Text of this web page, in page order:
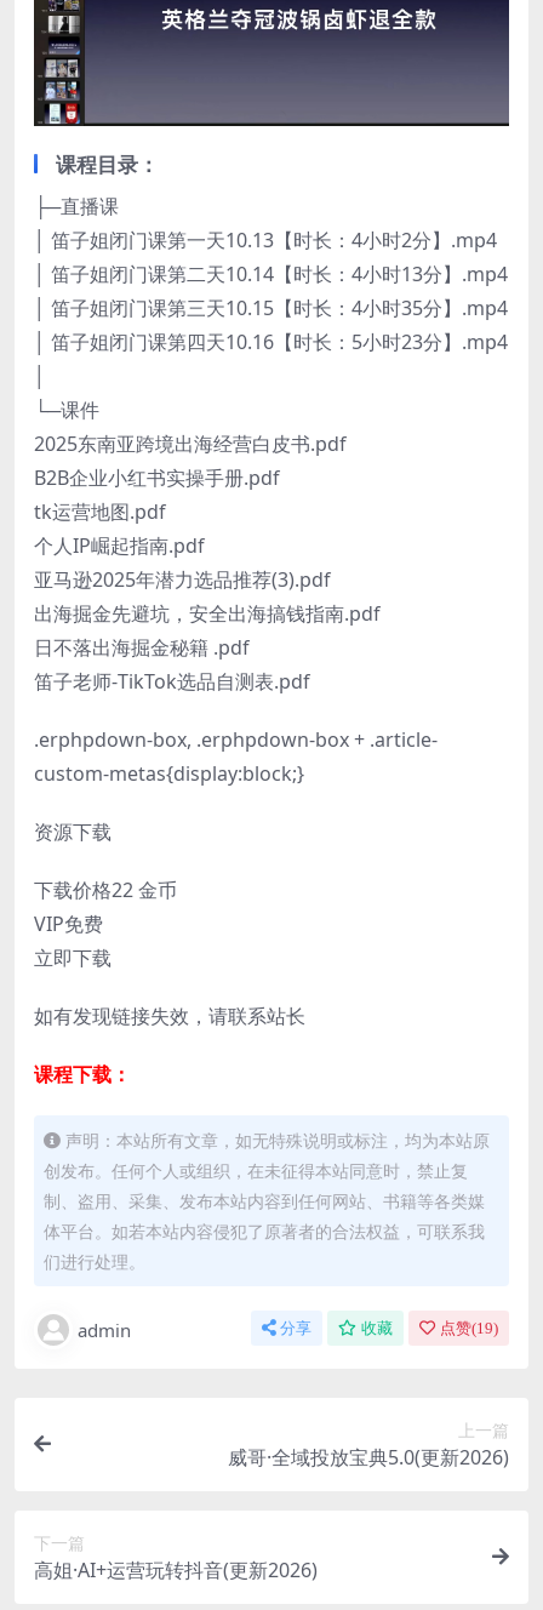
课程目录：
├─直播课
│ 笛子姐闭门课第一天10.13【时长：4小时2分】.mp4
│ 笛子姐闭门课第二天10.14【时长：4小时13分】.mp4
│ 笛子姐闭门课第三天10.15【时长：4小时35分】.mp4
│ 笛子姐闭门课第四天10.16【时长：5小时23分】.mp4
└─课件
2025东南亚跨境出海经营白皮书.pdf
B2B企业小红书实操手册.pdf
tk运营地图.pdf
个人IP崛起指南.pdf
亚马逊2025年潜力选品推荐(3).pdf
出海掘金先避坑，安全出海搞钱指南.pdf
日不落出海掘金秘籍 .pdf
笛子老师-TikTok选品自测表.pdf
.erphpdown-box, .erphpdown-box + .article-
custom-metas{display:block;}
资源下载
下载价格22金币
VIP免费
立即下载
如有发现链接失效，请联系站长
课程下载：
声明：本站所有文章，如无特殊说明或标注，均为本站原
创发布。任何个人或组织，在未征得本站同意时，禁止复
制、盗用、采集、发布本站内容到任何网站、书籍等各类媒
体平台。如若本站内容侵犯了原著者的合法权益，可联系我
们进行处理。
admin 分享 收藏 点赞(19)
上一篇
威哥·全域投放宝典5.0(更新2026)
下一篇
高姐·AI+运营玩转抖音(更新2026)